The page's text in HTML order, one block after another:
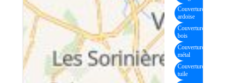
Couverture
ardoise
Couverture
bois
Couverture
métal
Couverture
tuile